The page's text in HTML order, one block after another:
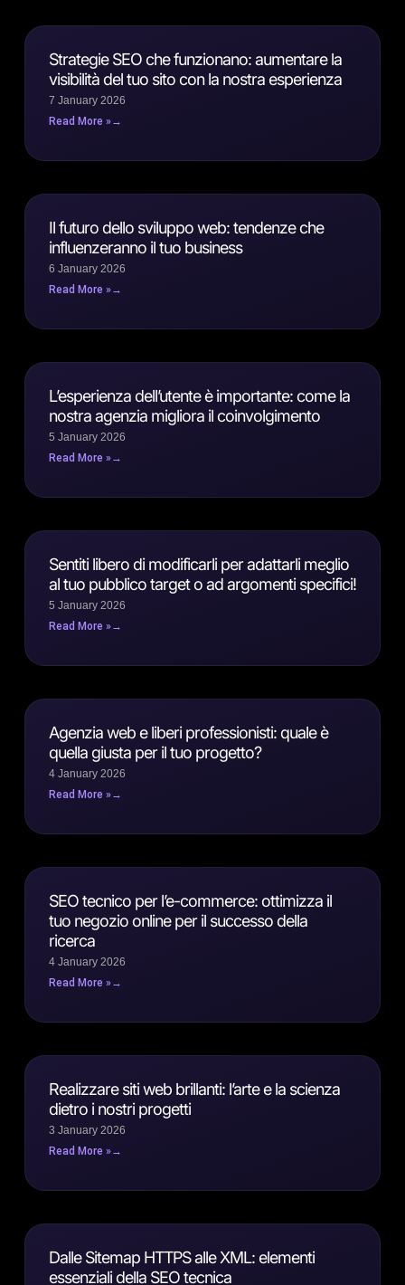
Strategie SEO che funzionano: aumentare la
visibilità del tuo sito con la nostra esperienza
7 January 2026
Read More »
Il futuro dello sviluppo web: tendenze che
influenzeranno il tuo business
6 January 2026
Read More »
L’esperienza dell’utente è importante: come la
nostra agenzia migliora il coinvolgimento
5 January 2026
Read More »
Sentiti libero di modificarli per adattarli meglio
al tuo pubblico target o ad argomenti specifici!
5 January 2026
Read More »
Agenzia web e liberi professionisti: quale è
quella giusta per il tuo progetto?
4 January 2026
Read More »
SEO tecnico per l’e-commerce: ottimizza il
tuo negozio online per il successo della
ricerca
4 January 2026
Read More »
Realizzare siti web brillanti: l’arte e la scienza
dietro i nostri progetti
3 January 2026
Read More »
Dalle Sitemap HTTPS alle XML: elementi
essenziali della SEO tecnica